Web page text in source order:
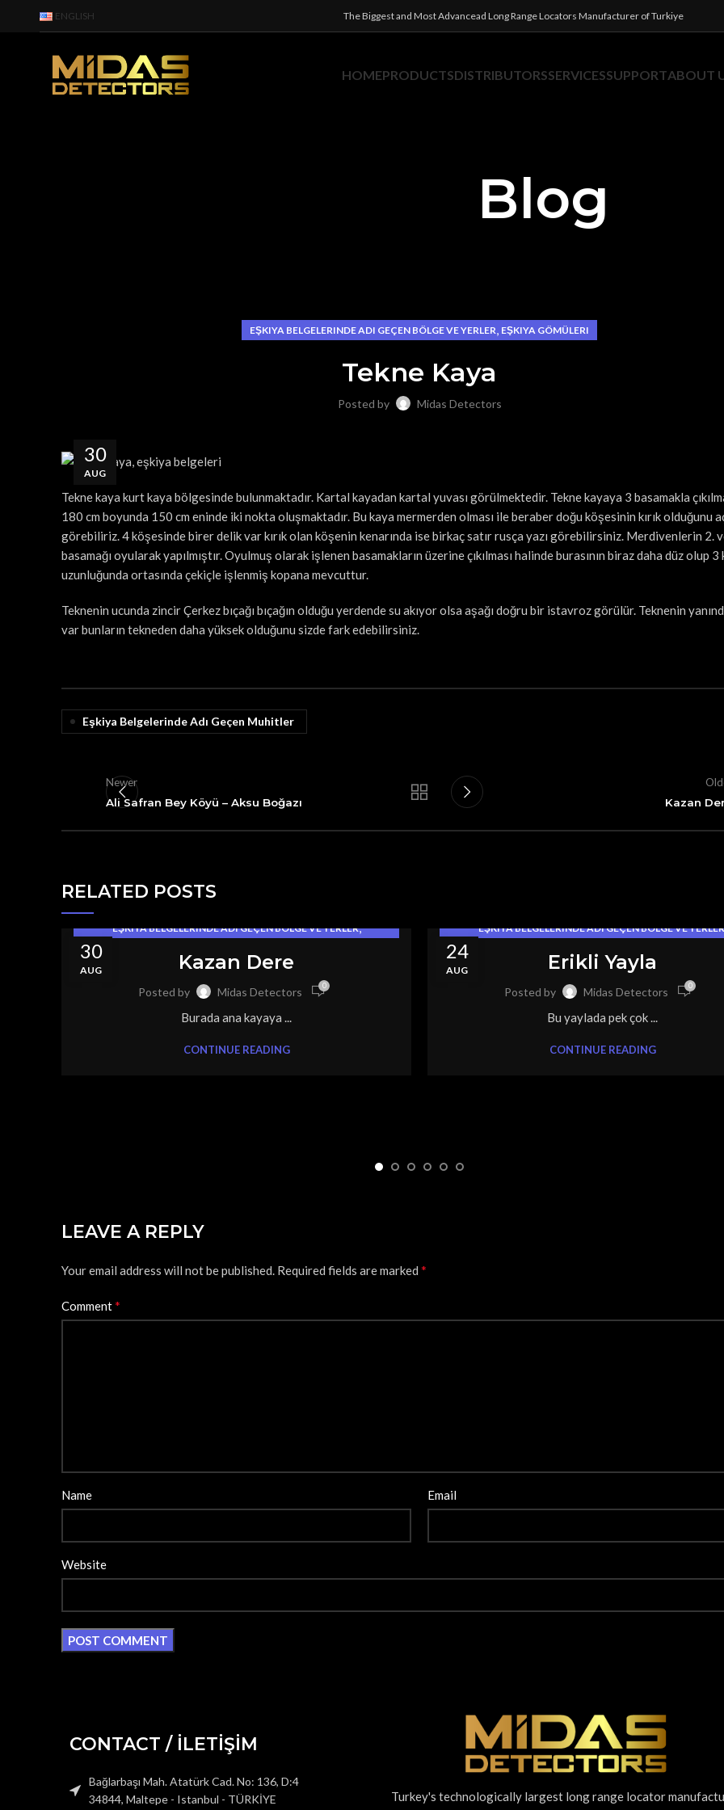
ENGLISH The Biggest and Most Advancead Long Range Locators Manufacturer of Turkiye
HOMEPRODUCTSDISTRIBUTORSSERVICESSUPPORTABOUT
Blog
EŞKIYA BELGELERINDE ADI GEÇEN BÖLGE VE YERLER, EŞKIYA GÖMÜLERI
Tekne Kaya
Posted by Midas Detectors
30
AUG
Tekne kaya kurt kaya bölgesinde bulunmaktadır. Kartal kayadan kartal yuvası görülmektedir. Tekne kayaya 3 basamakla
180 cm boyunda 150 cm eninde iki nokta oluşmaktadır. Bu kaya mermerden olması ile beraber doğu köşesinin kırık olduğunu
görebiliriz. 4 köşesinde birer delik var kırık olan köşenin kenarında ise birkaç satır rusça yazı görebilirsiniz. Merdivenlerin 2.
basamağı oyularak yapılmıştır. Oyulmuş olarak işlenen basamakların üzerine çıkılması halinde burasının biraz daha düz olup 3
uzunluğunda ortasında çekiçle işlenmiş kopana mevcuttur.
Teknenin ucunda zincir Çerkez bıçağı bıçağın olduğu yerdende su akıyor olsa aşağı doğru bir istavroz görülür. Teknenin
var bunların tekneden daha yüksek olduğunu sizde fark edebilirsiniz.
Eşkiya Belgelerinde Adı Geçen Muhitler
Newer
Ali Safran Bey Köyü – Aksu Boğazı
Kazan
RELATED POSTS
30
AUG
EŞKIYA BELGELERINDE ADI GEÇEN BÖLGE VE YERLER,
Kazan Dere
Posted by Midas Detectors 0
Burada ana kayaya ...
CONTINUE READING
24
AUG
EŞKIYA BELGELERINDE ADI GEÇEN BÖLGE VE YERLER
Erikli Yayla
Posted by Midas Detectors 0
Bu yaylada pek çok ...
CONTINUE READING
LEAVE A REPLY
Your email address will not be published. Required fields are marked *
Comment*
Name Email
Website
CONTACT / İLETİŞİM
Bağlarbaşı Mah. Atatürk Cad. No: 136, D:4
34844, Maltepe - Istanbul - TÜRKİYE
Turkey's technologically largest long range locator